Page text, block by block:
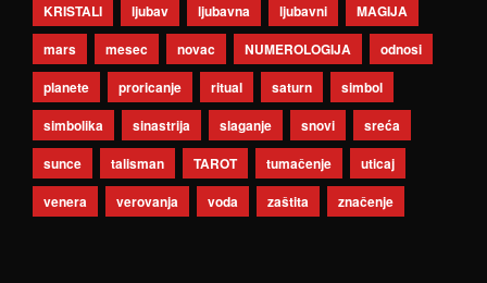
KRISTALI
ljubav ljubavna ljubavni
MAGIJA
mars
mesec novac NUMEROLOGIJA
odnosi
planete
proricanje ritual saturn
simbol
simbolika
sinastrija slaganje snovi
sreća
sunce
talisman TAROT tumačenje
uticaj
venera
verovanja voda zaštita značenje